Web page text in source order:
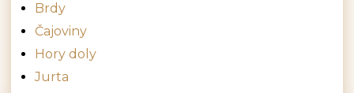
Brdy
Čajoviny
Hory doly
Jurta